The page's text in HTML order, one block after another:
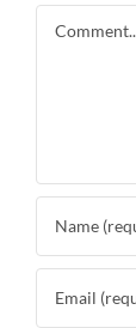
Comment